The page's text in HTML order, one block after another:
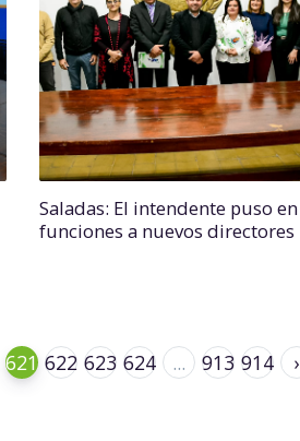
Saladas: El intendente puso en
funciones a nuevos directores
621 622 623 624 ... 913 914 ›